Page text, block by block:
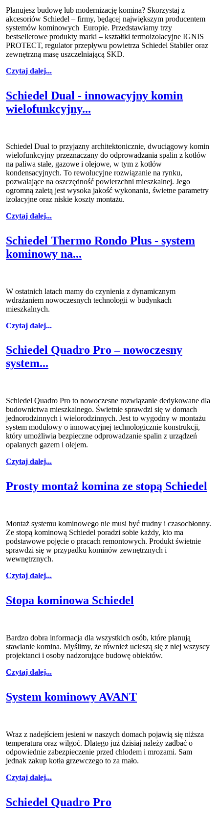
Planujesz budowę lub modernizację komina? Skorzystaj z
akcesoriów Schiedel – firmy, będącej największym producentem
systemów kominowych Europie. Przedstawiamy trzy
bestsellerowe produkty marki – kształtki termoizolacyjne IGNIS
PROTECT, regulator przepływu powietrza Schiedel Stabiler oraz
zewnętrzną masę uszczelniającą SKD.
Czytaj dalej...
Schiedel Dual - innowacyjny komin
wielofunkcyjny...
Schiedel Dual to przyjazny architektonicznie, dwuciągowy komin
wielofunkcyjny przeznaczany do odprowadzania spalin z kotłów
na paliwa stałe, gazowe i olejowe, w tym z kotłów
kondensacyjnych. To rewolucyjne rozwiązanie na rynku,
pozwalające na oszczędność powierzchni mieszkalnej. Jego
ogromną zaletą jest wysoka jakość wykonania, świetne parametry
izolacyjne oraz niskie koszty montażu.
Czytaj dalej...
Schiedel Thermo Rondo Plus - system
kominowy na...
W ostatnich latach mamy do czynienia z dynamicznym
wdrażaniem nowoczesnych technologii w budynkach
mieszkalnych.
Czytaj dalej...
Schiedel Quadro Pro – nowoczesny
system...
Schiedel Quadro Pro to nowoczesne rozwiązanie dedykowane dla
budownictwa mieszkalnego. Świetnie sprawdzi się w domach
jednorodzinnych i wielorodzinnych. Jest to wygodny w montażu
system modułowy o innowacyjnej technologicznie konstrukcji,
który umożliwia bezpieczne odprowadzanie spalin z urządzeń
opalanych gazem i olejem.
Czytaj dalej...
Prosty montaż komina ze stopą Schiedel
Montaż systemu kominowego nie musi być trudny i czasochłonny.
Ze stopą kominową Schiedel poradzi sobie każdy, kto ma
podstawowe pojęcie o pracach remontowych. Produkt świetnie
sprawdzi się w przypadku kominów zewnętrznych i
wewnętrznych.
Czytaj dalej...
Stopa kominowa Schiedel
Bardzo dobra informacja dla wszystkich osób, które planują
stawianie komina. Myślimy, że również ucieszą się z niej wszyscy
projektanci i osoby nadzorujące budowę obiektów.
Czytaj dalej...
System kominowy AVANT
Wraz z nadejściem jesieni w naszych domach pojawią się niższa
temperatura oraz wilgoć. Dlatego już dzisiaj należy zadbać o
odpowiednie zabezpieczenie przed chłodem i mrozami. Sam
jednak zakup kotła grzewczego to za mało.
Czytaj dalej...
Schiedel Quadro Pro